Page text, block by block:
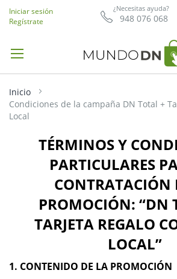
¿Necesitas ayuda?
948 076 068
Iniciar sesión
Regístrate
Inicio
Condiciones de la campaña DN Total +
Local
TÉRMINOS Y
PARTICULARES
CONTRATACIÓN
PROMOCIÓN: “DN
TARJETA REGALO
LOCAL”
1. CONTENIDO DE LA PROMOCIÓN